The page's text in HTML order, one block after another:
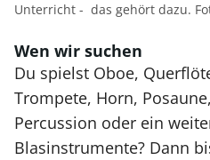
Unterricht - das gehört dazu.
Wen wir suchen
Du spielst Oboe,
Trompete, Horn,
Percussion oder ein
Blasinstrumente? Dann